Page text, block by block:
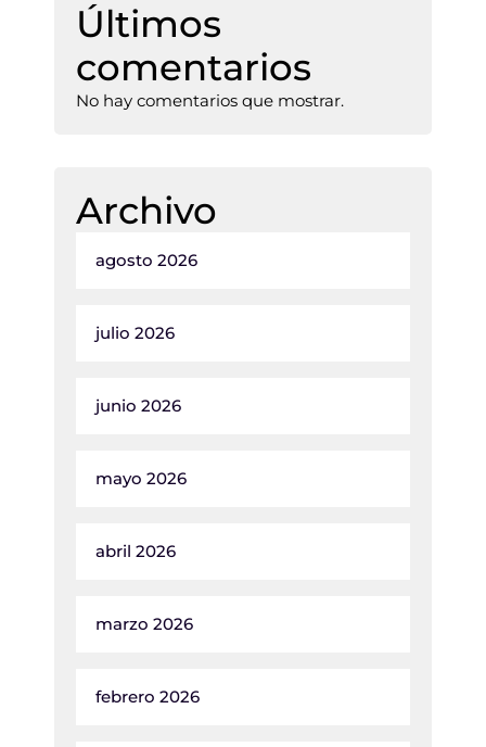
Últimos
comentarios
No hay comentarios que mostrar.
Archivo
agosto 2026
julio 2026
junio 2026
mayo 2026
abril 2026
marzo 2026
febrero 2026